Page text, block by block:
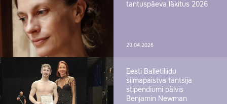
tantuspäeva läkitus 2026
29.04.2026
Eesti Balletiliidu
silmapaistva tantsija
stipendiumi pälvis
Benjamin Newman